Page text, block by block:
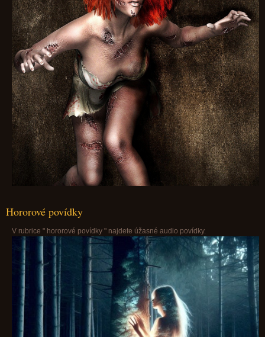
Hororové povídky
V rubrice " hororové povídky " najdete úžasné audio povídky.